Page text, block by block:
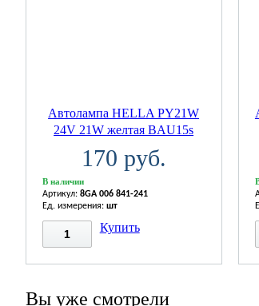
Автолампа HELLA PY21W
24V 21W желтая BAU15s
170 руб.
В наличии
Артикул: 8GA 006 841-241
Ед. измерения: шт
Купить
Вы уже смотрели